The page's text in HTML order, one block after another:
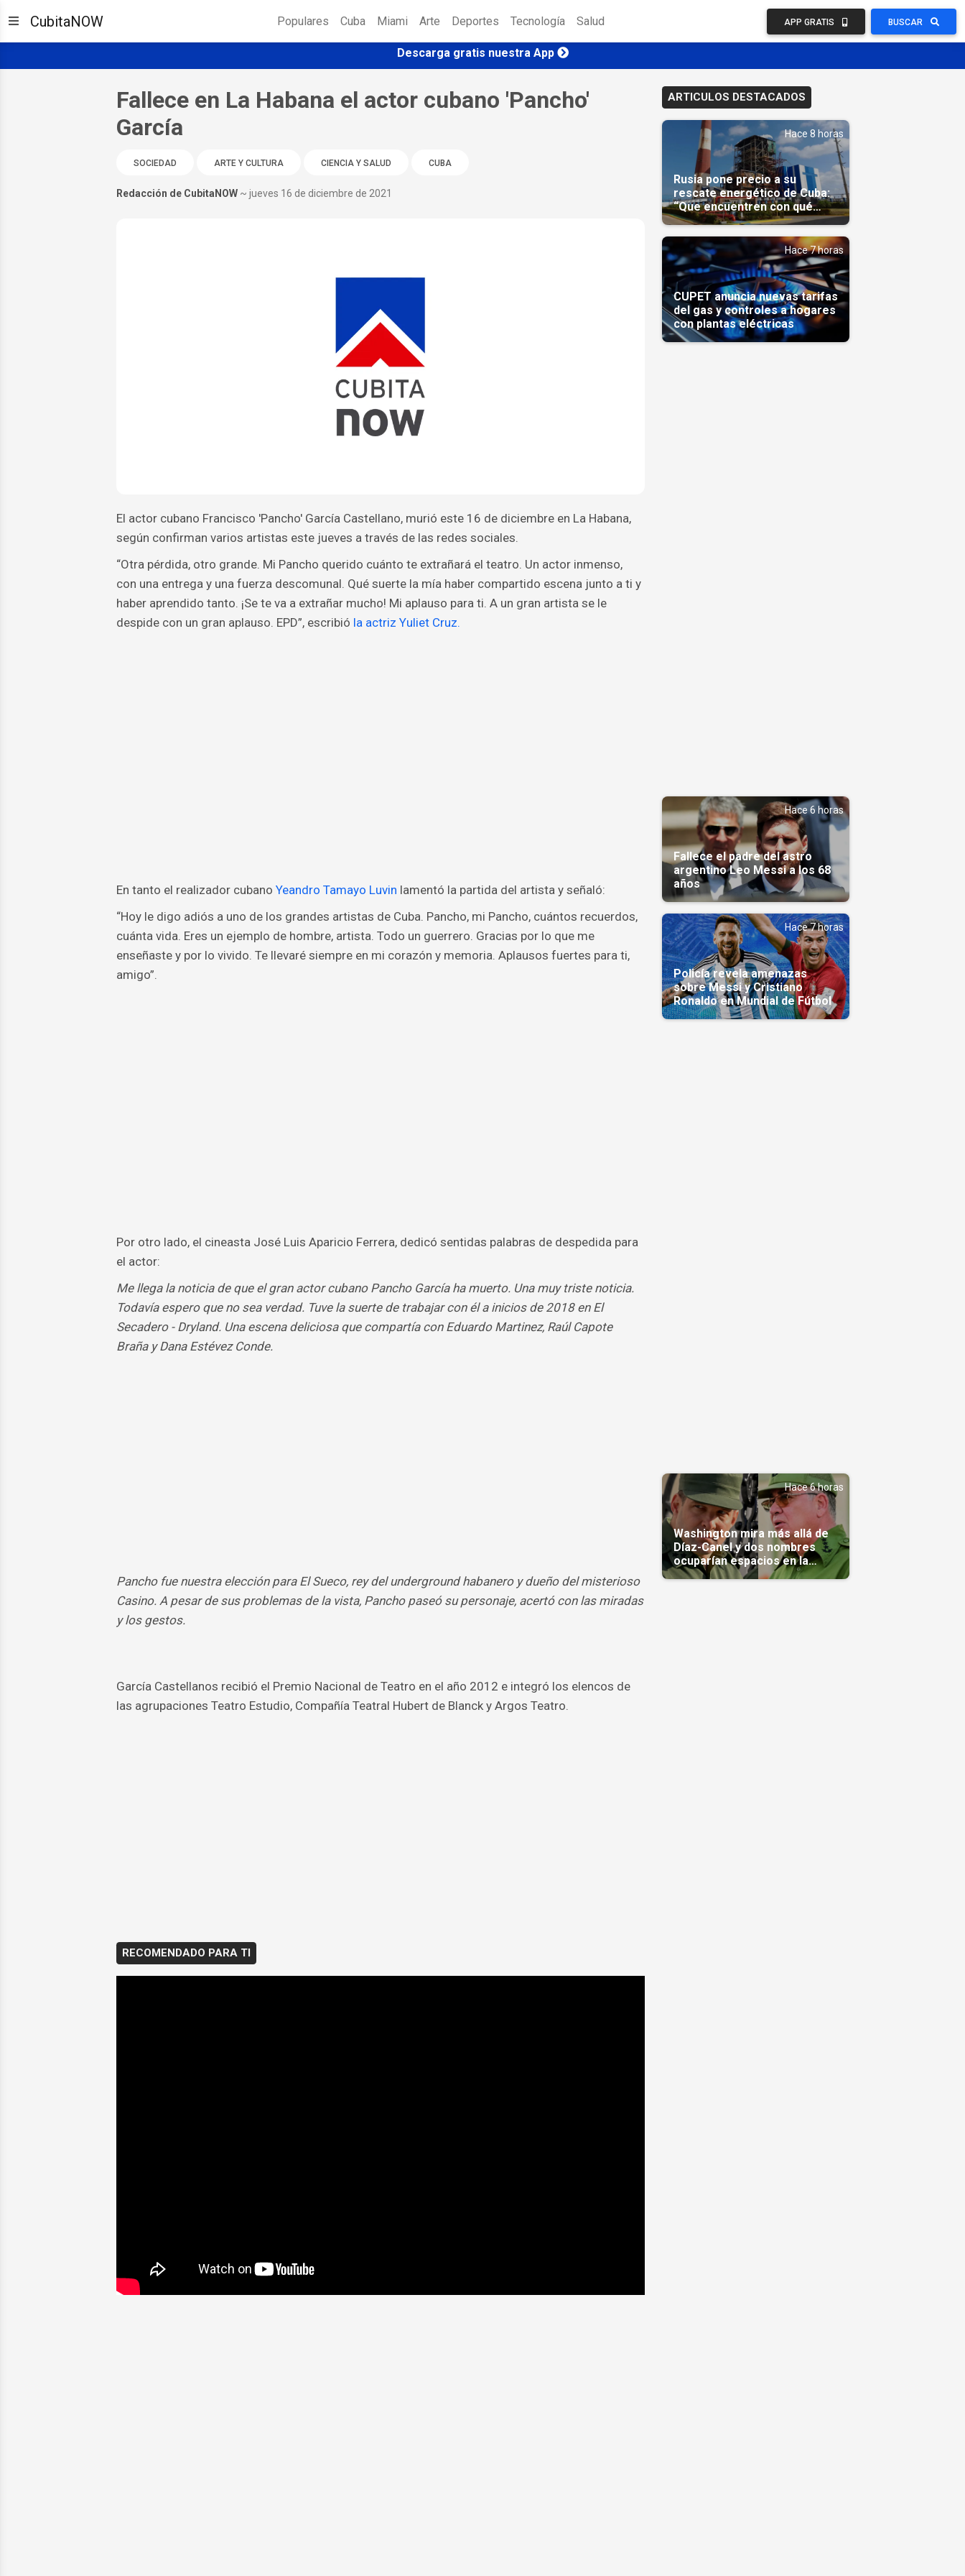
CubitaNOW Populares Cuba Miami Arte Deportes Tecnología Salud APP GRATIS BUSCAR
Descarga gratis nuestra App
Fallece en La Habana el actor cubano 'Pancho'
García
SOCIEDAD ARTE Y CULTURA CIENCIA Y SALUD CUBA
Redacción de CubitaNOW ~ jueves 16 de diciembre de 2021
El actor cubano Francisco 'Pancho' García Castellano, murió este 16 de diciembre en La Habana,
según confirman varios artistas este jueves a través de las redes sociales.
“Otra pérdida, otro grande. Mi Pancho querido cuánto te extrañará el teatro. Un actor inmenso,
con una entrega y una fuerza descomunal. Qué suerte la mía haber compartido escena junto a ti y
haber aprendido tanto. ¡Se te va a extrañar mucho! Mi aplauso para ti. A un gran artista se le
despide con un gran aplauso. EPD”, escribió la actriz Yuliet Cruz.
En tanto el realizador cubano Yeandro Tamayo Luvin lamentó la partida del artista y señaló:
“Hoy le digo adiós a uno de los grandes artistas de Cuba. Pancho, mi Pancho, cuántos recuerdos,
cuánta vida. Eres un ejemplo de hombre, artista. Todo un guerrero. Gracias por lo que me
enseñaste y por lo vivido. Te llevaré siempre en mi corazón y memoria. Aplausos fuertes para ti,
amigo”.
Por otro lado, el cineasta José Luis Aparicio Ferrera, dedicó sentidas palabras de despedida para
el actor:
Me llega la noticia de que el gran actor cubano Pancho García ha muerto. Una muy triste noticia.
Todavía espero que no sea verdad. Tuve la suerte de trabajar con él a inicios de 2018 en El
Secadero - Dryland. Una escena deliciosa que compartía con Eduardo Martinez, Raúl Capote
Braña y Dana Estévez Conde.
Pancho fue nuestra elección para El Sueco, rey del underground habanero y dueño del misterioso
Casino. A pesar de sus problemas de la vista, Pancho paseó su personaje, acertó con las miradas
y los gestos.
García Castellanos recibió el Premio Nacional de Teatro en el año 2012 e integró los elencos de
las agrupaciones Teatro Estudio, Compañía Teatral Hubert de Blanck y Argos Teatro.
RECOMENDADO PARA TI
ARTICULOS DESTACADOS
Hace 8 horas
Rusia pone precio a su
rescate energético de Cuba:
“Que encuentren con qué
pagarnos”
Hace 7 horas
CUPET anuncia nuevas tarifas
del gas y controles a hogares
con plantas eléctricas
Hace 6 horas
Fallece el padre del astro
argentino Leo Messi a los 68
años
Hace 7 horas
Policía revela amenazas
sobre Messi y Cristiano
Ronaldo en Mundial de Fútbol
Hace 6 horas
Washington mira más allá de
Díaz-Canel y dos nombres
ocuparían espacios en la
transición